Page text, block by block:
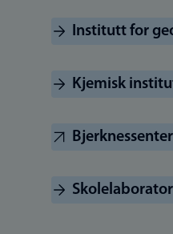
Institutt for
Kjemisk